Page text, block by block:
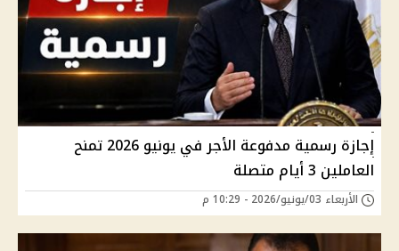
إجازة رسمية مدفوعة الأجر في يونيو 2026 تمنح
العاملين 3 أيام متصلة
الأربعاء 03/يونيو/2026 - 10:29 م